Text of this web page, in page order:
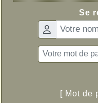
Se
[ Mot de